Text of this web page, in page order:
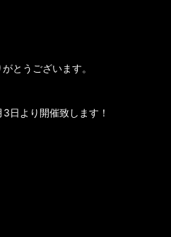
とうございます。
日より開催致します！